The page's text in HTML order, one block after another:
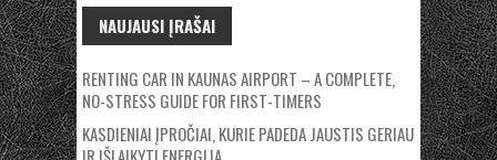
NAUJAUSI ĮRAŠAI
RENTING CAR IN KAUNAS AIRPORT – A COMPLETE,
NO-STRESS GUIDE FOR FIRST-TIMERS
KASDIENIAI ĮPROČIAI, KURIE PADEDA JAUSTIS GERIAU